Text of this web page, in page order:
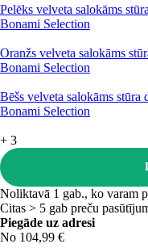
Pelēks velveta salokāms
Bonami Selection
Oranžs velveta salokāms
Bonami Selection
Bēšs velveta salokāms
Bonami Selection
+ 3
Noliktavā 1 gab., ko varam
Citas > 5 gab preču
Piegāde uz adresi
No 104,99 €